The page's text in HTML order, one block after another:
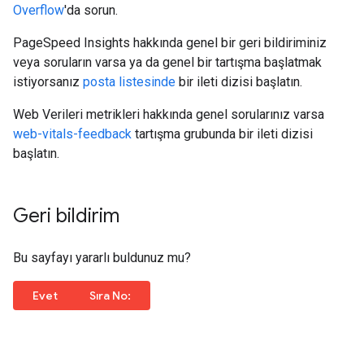
Overflow'da sorun.
PageSpeed Insights hakkında genel bir geri bildiriminiz
veya soruların varsa ya da genel bir tartışma başlatmak
istiyorsanız posta listesinde bir ileti dizisi başlatın.
Web Verileri metrikleri hakkında genel sorularınız varsa
web-vitals-feedback tartışma grubunda bir ileti dizisi
başlatın.
Geri bildirim
Bu sayfayı yararlı buldunuz mu?
Evet ziyaret edin.
Sıra No: